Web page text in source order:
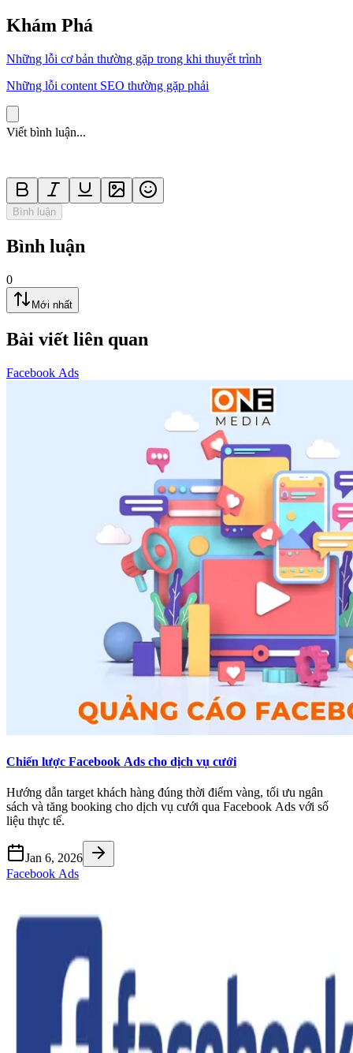
Khám Phá
Những lỗi cơ bản thường gặp trong khi thuyết trình
Những lỗi content SEO thường gặp phải
Viết bình luận...
Bình luận
Bình luận
0
Mới nhất
Bài viết liên quan
Facebook Ads
Chiến lược Facebook Ads cho dịch vụ cưới
Hướng dẫn target khách hàng đúng thời điểm vàng, tối ưu ngân
sách và tăng booking cho dịch vụ cưới qua Facebook Ads với số
liệu thực tế.
Jan 6, 2026
Facebook Ads